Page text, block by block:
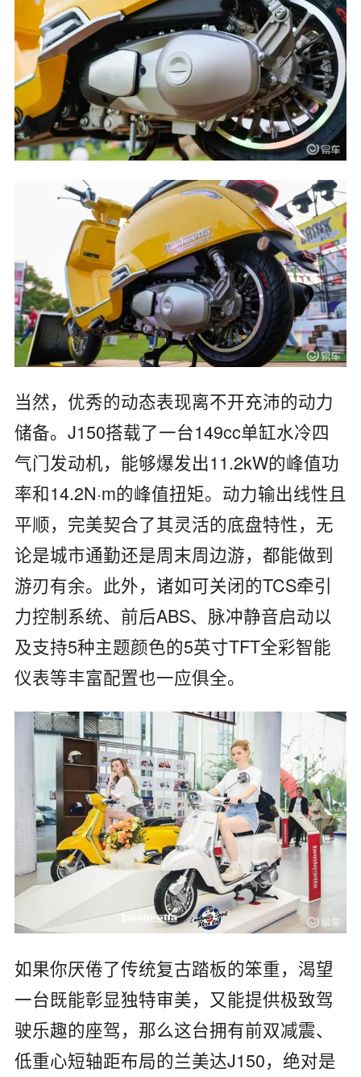
当然，优秀的动态表现离不开充沛的动力
储备。J150搭载了一台149cc单缸水冷四
气门发动机，能够爆发出11.2kW的峰值功
率和14.2N·m的峰值扭矩。动力输出线性且
平顺，完美契合了其灵活的底盘特性，无
论是城市通勤还是周末周边游，都能做到
游刃有余。此外，诸如可关闭的TCS牵引
力控制系统、前后ABS、脉冲静音启动以
及支持5种主题颜色的5英寸TFT全彩智能
仪表等丰富配置也一应俱全。
如果你厌倦了传统复古踏板的笨重，渴望
一台既能彰显独特审美，又能提供极致驾
驶乐趣的座驾，那么这台拥有前双减震、
低重心短轴距布局的兰美达J150，绝对是